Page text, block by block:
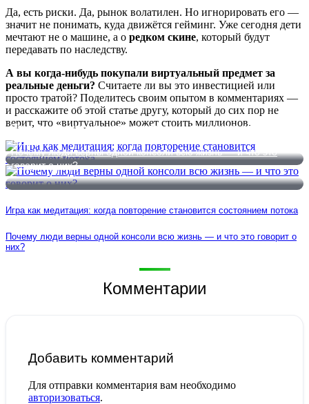
Да, есть риски. Да, рынок волатилен. Но игнорировать его —
значит не понимать, куда движётся гейминг. Уже сегодня дети
мечтают не о машине, а о редком скине, который будут
передавать по наследству.
А вы когда-нибудь покупали виртуальный предмет за
реальные деньги? Считаете ли вы это инвестицией или
просто тратой? Поделитесь своим опытом в комментариях —
и расскажите об этой статье другу, который до сих пор не
верит, что «виртуальное» может стоить миллионов.
Игра как медитация: когда повторение становится состоянием
потока
Почему люди верны одной консоли всю жизнь — и что это
говорит о них?
Игра как медитация: когда повторение становится состоянием потока
Почему люди верны одной консоли всю жизнь — и что это говорит о
них?
Комментарии
Добавить комментарий
Для отправки комментария вам необходимо
авторизоваться.